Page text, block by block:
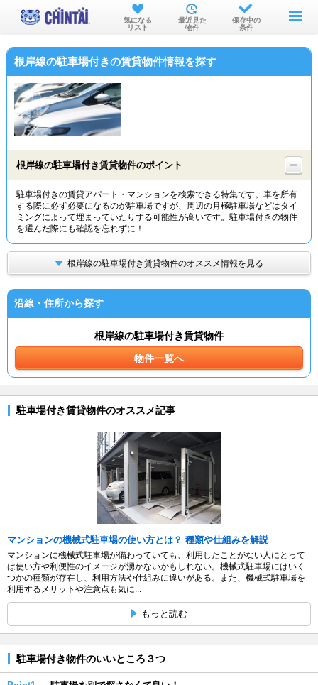
お部屋を探す
沿線・駅から
物件特集から
TOP
気になる
リスト
最近見た
物件
保存中の
条件
根岸線の駐車場付きの賃貸物件情報を探す
根岸線の駐車場付き賃貸物件のポイント
駐車場付きの賃貸アパート・マンションを検索できる特集です。車を所有
する際に必ず必要になるのが駐車場ですが、周辺の月極駐車場などはタイ
ミングによって埋まっていたりする可能性が高いです。駐車場付きの物件
を選んだ際にも確認を忘れずに！
根岸線の駐車場付き賃貸物件のオススメ情報を見る
沿線・住所から探す
根岸線の駐車場付き賃貸物件
物件一覧へ
駐車場付き賃貸物件のオススメ記事
マンションの機械式駐車場の使い方とは？ 種類や仕組みを解説
マンションに機械式駐車場が備わっていても、利用したことがない人にとって
は使い方や利便性のイメージが湧かないかもしれない。機械式駐車場にはいく
つかの種類が存在し、利用方法や仕組みに違いがある。また、機械式駐車場を
利用するメリットや注意点も気に...
もっと読む
駐車場付き物件のいいところ３つ